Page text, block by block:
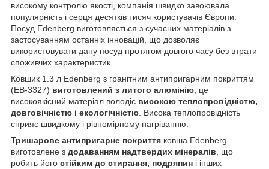
високому контролю якості, компанія швидко завоювала
популярність і серця десятків тисяч користувачів Європи.
Посуд Edenberg виготовляється з сучасних матеріалів з
застосуванням останніх інновацій, що дозволяє
використовувати дану посуд протягом довгого часу без втрати
споживчих характеристик.
Ковшик 1.3 л Edenberg з гранітним антипригарним покриттям
(EB-3327) виготовлений з литого алюмінію, це
високоякісний матеріал володіє високою теплопровідністю,
довговічністю і екологічністю. Висока теплопровідність
сприяє швидкому і рівномірному нагріванню.
Тришарове антипригарне покриття ковша Edenberg
виготовлене з додаванням надтвердих мінералів, що
робить його стійким до стирання, подряпин і інших